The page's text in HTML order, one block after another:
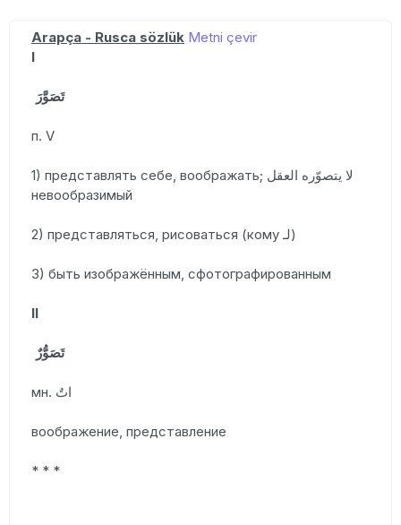
Arapça - Rusca sözlük Metni çevir
I
تَصَوَّرَ
п. V
1) представлять себе, воображать; لا يتصوّره العقل
невообразимый
2) представляться, рисоваться (кому لـ)
3) быть изображённым, сфотографированным
II
تَصَوُّرٌ
мн. اتٌ
воображение, представление
* * *